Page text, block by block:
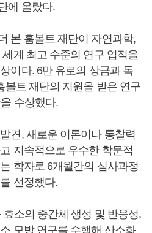
에 올랐다.
본 훔볼트 재단이 자연과학,
계 최고 수준의 연구 업적을
이다. 6만 유로의 상금과 독
볼트 재단의 지원을 받은 연구
수상했다.
견, 새로운 이론이나 통찰력
지속적으로 우수한 학문적
학자로 6개월간의 심사과정
선정했다.
소의 중간체 생성 및 반응성,
모방 연구를 수행해 산소화